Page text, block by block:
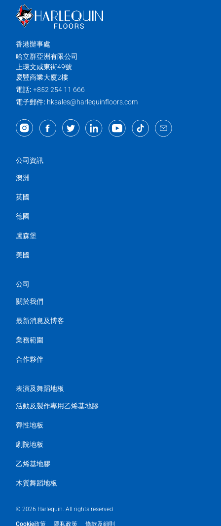
香港辦事處
哈立群亞洲有限公司
上環文咸東街49號
慶豐商業大廈2樓
電話: +852 254 11 666
電子郵件: hksales@harlequinfloors.com
公司資訊
澳洲
英國
德國
盧森堡
美國
公司
關於我們
最新消息及博客
業務範圍
合作夥伴
表演及舞蹈地板
活動及製作專用乙烯基地膠
彈性地板
劇院地板
乙烯基地膠
木質舞蹈地板
© 2026 Harlequin. All rights reserved
Cookie政策 隱私政策 條款及細則